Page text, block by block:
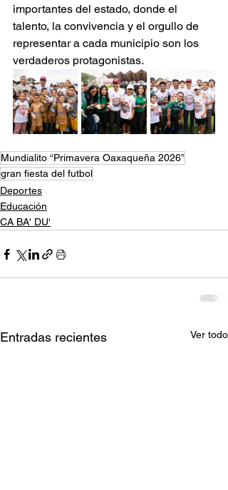
importantes del estado, donde el
talento, la convivencia y el orgullo de
representar a cada municipio son los
verdaderos protagonistas.
Mundialito “Primavera Oaxaqueña 2026”
gran fiesta del futbol
Deportes
Educación
CA BA' DU'
Entradas recientes Ver todo